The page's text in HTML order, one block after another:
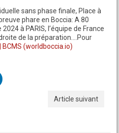
sans phase finale, Place à
phare en Boccia: A 80
à PARIS, l’équipe de France
de la préparation….Pour
BCMS (worldboccia.io)
Article suivant